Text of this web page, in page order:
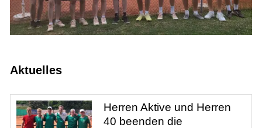
Jugend
Damen 50
Herren 40
Herren 50
Aktuelles
Herren Aktive und Herren
40 beenden die